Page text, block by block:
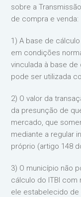
sobre a
de compra e venda:
1) A base de
em condições
vinculada à base
pode ser utilizada
2) O valor da
da presunção de
mercado, que
mediante a regular
próprio (artigo 148
3) O município não
cálculo do ITBI
ele estabelecido de